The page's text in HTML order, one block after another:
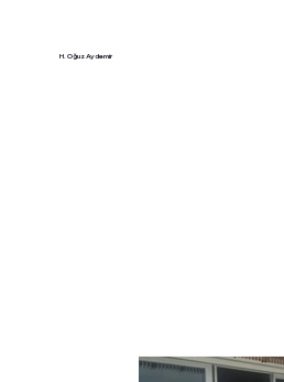
H. Oğuz Aydemir